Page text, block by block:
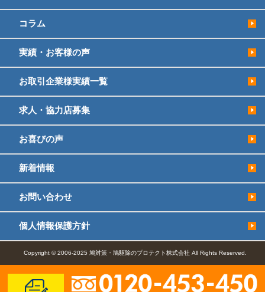
コラム
実績・お客様の声
お取引企業様実績一覧
求人・協力店募集
お喜びの声
新着情報
お問い合わせ
個人情報保護方針
Copyright © 2006-2025 鳩対策・鳩駆除のプロテクト株式会社 All Rights Reserved.